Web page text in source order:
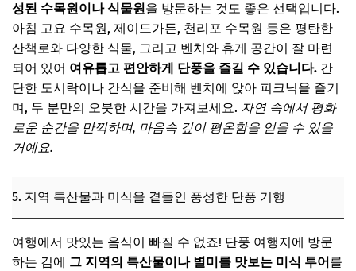
성된 수목원이나 식물원을 방문하는 것도 좋은 선택입니다.
아침 고요 수목원, 제이드가든, 천리포 수목원 등은 평탄한
산책로와 다양한 식물, 그리고 벤치와 휴게 공간이 잘 마련
되어 있어 여유롭고 편안하게 단풍을 즐길 수 있습니다. 간
단한 도시락이나 간식을 준비해 벤치에 앉아 피크닉을 즐기
며, 두 분만의 오붓한 시간을 가져보세요. 자연 속에서 평화
로운 순간을 만끽하며, 마음속 깊이 평온함을 얻을 수 있을
거예요.
5. 지역 특산물과 미식을 곁들인 풍성한 단풍 기행
여행에서 맛있는 음식이 빠질 수 없죠! 단풍 여행지에 방문
하는 김에 그 지역의 특산물이나 별미를 맛보는 미식 투어를